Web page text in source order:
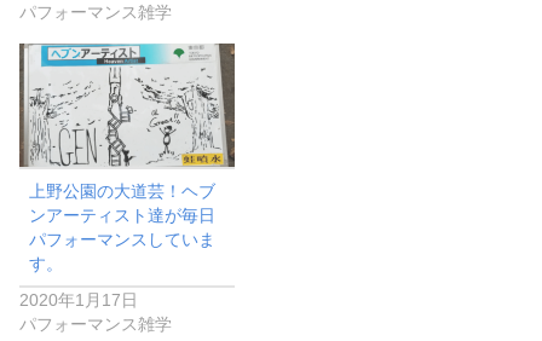
パフォーマンス雑学
上野公園の大道芸！ヘブ
ンアーティスト達が毎日
パフォーマンスしていま
す。
2020年1月17日
パフォーマンス雑学